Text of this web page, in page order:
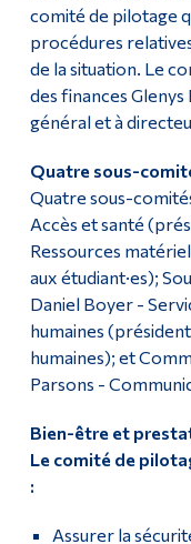
comité de pilotage
procédures
de la situation. Le
des finances
général et à
Quatre sous-
Quatre sous-
Accès et santé
Ressources
aux étudiant·es);
Daniel Boyer -
humaines
humaines); et
Parsons -
Bien-être et
Le comité de
:
Assurer la